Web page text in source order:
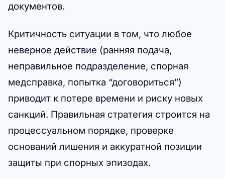
документов.
Критичность ситуации в том, что любое
неверное действие (ранняя подача,
неправильное подразделение, спорная
медсправка, попытка “договориться”)
приводит к потере времени и риску новых
санкций. Правильная стратегия строится на
процессуальном порядке, проверке
оснований лишения и аккуратной позиции
защиты при спорных эпизодах.